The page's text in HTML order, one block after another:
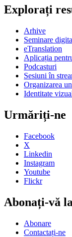
Explorați
Arhive
Seminare
eTranslation
Aplicația
Podcasturi
Sesiuni în
Organizarea
Identitate
Urmăriți-ne
Facebook
X
Linkedin
Instagram
Youtube
Flickr
Abonați-vă
Abonare
Contactați-ne